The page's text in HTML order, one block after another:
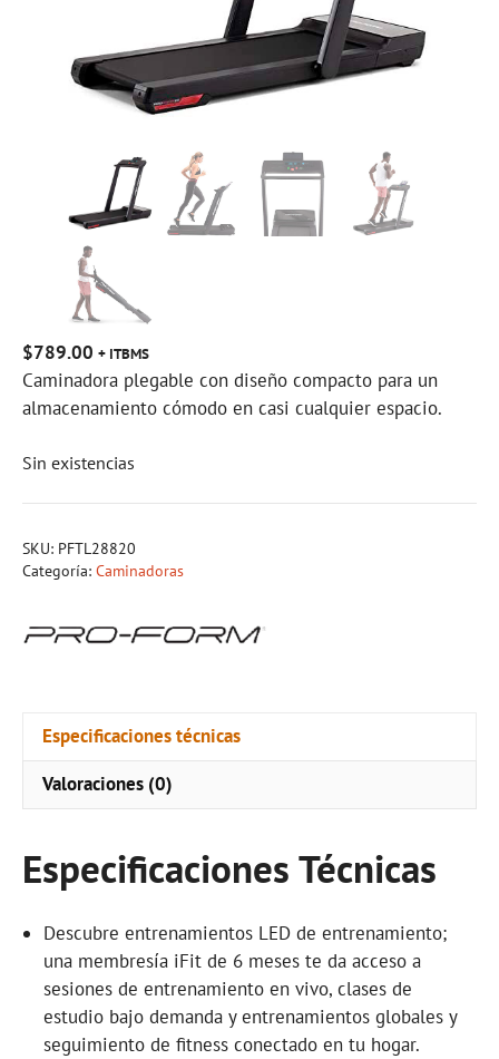
$789.00 + ITBMS
Caminadora plegable con diseño compacto para un
almacenamiento cómodo en casi cualquier espacio.
Sin existencias
SKU: PFTL28820
Categoría: Caminadoras
Especificaciones técnicas
Valoraciones (0)
Especificaciones Técnicas
Descubre entrenamientos LED de entrenamiento;
una membresía iFit de 6 meses te da acceso a
sesiones de entrenamiento en vivo, clases de
estudio bajo demanda y entrenamientos globales y
seguimiento de fitness conectado en tu hogar.